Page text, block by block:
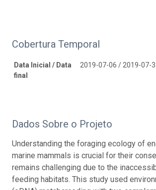
Cobertura Temporal
Data Inicial / Data
final
2019-07-06 / 2019-07-
Dados Sobre o Projeto
Understanding the foraging ecology of
marine mammals is crucial for their
remains challenging due to the
feeding habitats. This study used